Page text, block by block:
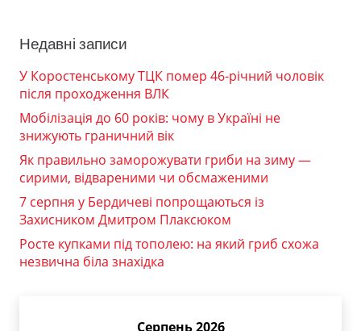
Недавні записи
У Коростенському ТЦК помер 46-річний чоловік
після проходження ВЛК
Мобілізація до 60 років: чому в Україні не
знижують граничний вік
Як правильно заморожувати гриби на зиму —
сирими, відвареними чи обсмаженими
7 серпня у Бердичеві попрощаються із
Захисником Дмитром Плаксюком
Росте купками під тополею: на який гриб схожа
незвична біла знахідка
Серпень 2026